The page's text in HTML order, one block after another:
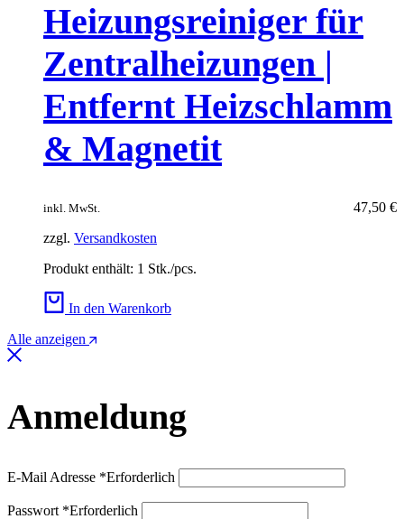
Heizungsreiniger für
Zentralheizungen |
Entfernt Heizschlamm
& Magnetit
47,50 €
inkl. MwSt.
zzgl. Versandkosten
Produkt enthält: 1 Stk./pcs.
In den Warenkorb
Alle anzeigen
Anmeldung
E-Mail Adresse *Erforderlich
Passwort *Erforderlich